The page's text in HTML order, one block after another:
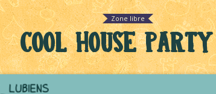
Zone libre
Cool House Party